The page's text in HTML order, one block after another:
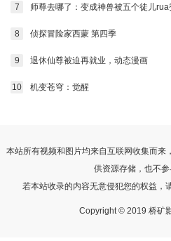
7 师尊去哪了：变成神兽被五个徒儿rua
8 侦探冒险家西蒙 第四季
9 退休仙尊被迫再就业，动态漫画
10 机变苍穹：觉醒
本站所有视频和图片均来自互联网收集而来
供资源存储，也不
若本站收录的内容无意侵犯您的权益，
Copyright © 2019 桥矿